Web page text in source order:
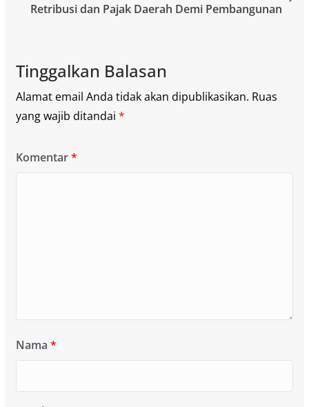
Retribusi dan Pajak Daerah Demi Pembangunan
Tinggalkan Balasan
Alamat email Anda tidak akan dipublikasikan. Ruas
yang wajib ditandai *
Komentar*
Nama *